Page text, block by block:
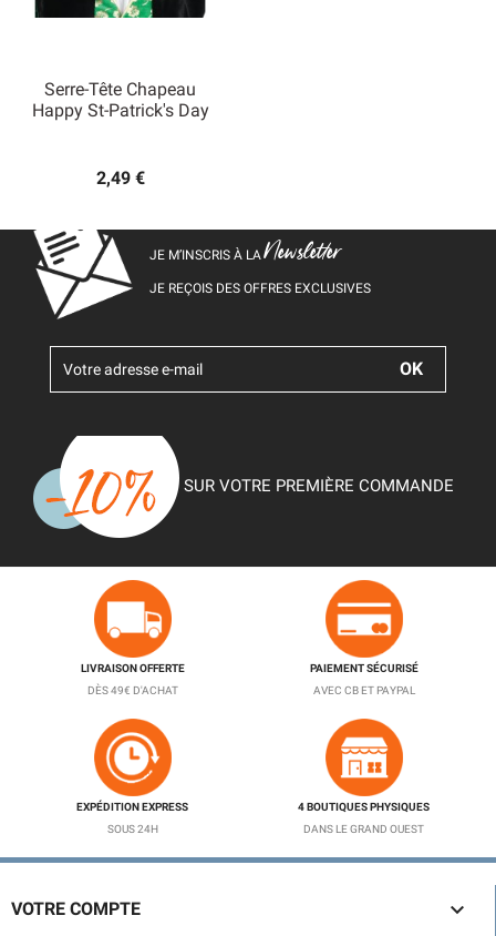
Serre-Tête Chapeau
Happy St-Patrick's Day
2,49 €
JE M’INSCRIS À LANewsletter
JE REÇOIS DES OFFRES EXCLUSIVES
SUR VOTRE PREMIÈRE COMMANDE
LIVRAISON OFFERTE
DÈS 49€ D'ACHAT
PAIEMENT SÉCURISÉ
AVEC CB ET PAYPAL
EXPÉDITION EXPRESS
SOUS 24H
4 BOUTIQUES PHYSIQUES
DANS LE GRAND OUEST
VOTRE COMPTE 